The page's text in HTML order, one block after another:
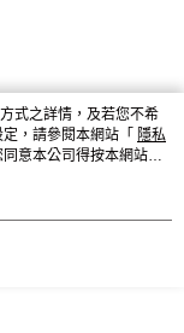
式之詳情，及若您不希
，請參閱本網站「 隱私
意本公司得按本網站使